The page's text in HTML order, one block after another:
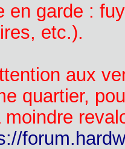
en garde :
etc.).
aux
quartier,
moindre